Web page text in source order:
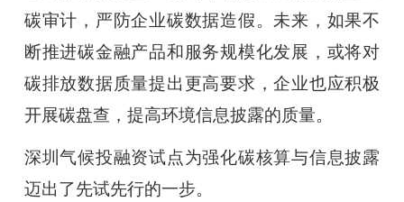
碳审计，严防企业碳数据造假。未来，如果不
断推进碳金融产品和服务规模化发展，或将对
碳排放数据质量提出更高要求，企业也应积极
开展碳盘查，提高环境信息披露的质量。
深圳气候投融资试点为强化碳核算与信息披露
迈出了先试先行的一步。